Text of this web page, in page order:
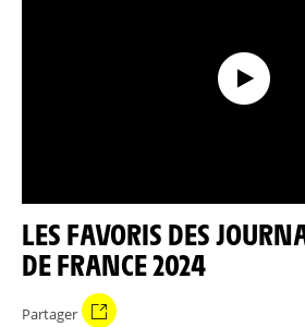
LES FAVORIS DES JOURNALISTES - TOUR
DE FRANCE 2024
Partager